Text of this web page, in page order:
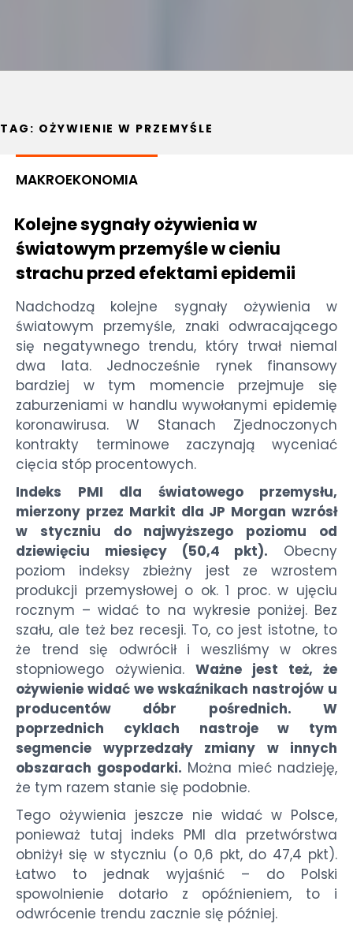
TAG: OŻYWIENIE W PRZEMYŚLE
MAKROEKONOMIA
Kolejne sygnały ożywienia w
światowym przemyśle w cieniu
strachu przed efektami epidemii
Nadchodzą kolejne sygnały ożywienia w
światowym przemyśle, znaki odwracającego
się negatywnego trendu, który trwał niemal
dwa lata. Jednocześnie rynek finansowy
bardziej w tym momencie przejmuje się
zaburzeniami w handlu wywołanymi epidemię
koronawirusa. W Stanach Zjednoczonych
kontrakty terminowe zaczynają wyceniać
cięcia stóp procentowych.
Indeks PMI dla światowego przemysłu,
mierzony przez Markit dla JP Morgan wzrósł
w styczniu do najwyższego poziomu od
dziewięciu miesięcy (50,4 pkt). Obecny
poziom indeksy zbieżny jest ze wzrostem
produkcji przemysłowej o ok. 1 proc. w ujęciu
rocznym – widać to na wykresie poniżej. Bez
szału, ale też bez recesji. To, co jest istotne, to
że trend się odwrócił i weszliśmy w okres
stopniowego ożywienia. Ważne jest też, że
ożywienie widać we wskaźnikach nastrojów u
producentów dóbr pośrednich. W
poprzednich cyklach nastroje w tym
segmencie wyprzedzały zmiany w innych
obszarach gospodarki. Można mieć nadzieję,
że tym razem stanie się podobnie.
Tego ożywienia jeszcze nie widać w Polsce,
ponieważ tutaj indeks PMI dla przetwórstwa
obniżył się w styczniu (o 0,6 pkt, do 47,4 pkt).
Łatwo to jednak wyjaśnić – do Polski
spowolnienie dotarło z opóźnieniem, to i
odwrócenie trendu zacznie się później.